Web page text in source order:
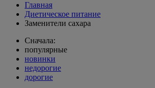
Главная
Диетическое питание
Заменители сахара
Сначала:
популярные
новинки
недорогие
дорогие